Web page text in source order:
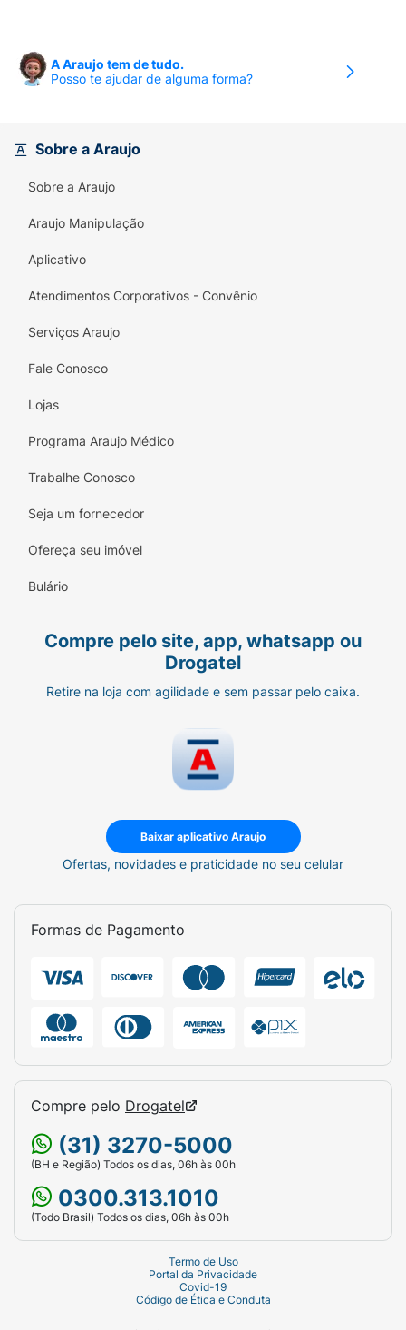
A Araujo tem de tudo.
Posso te ajudar de alguma forma?
Sobre a Araujo
Sobre a Araujo
Araujo Manipulação
Aplicativo
Atendimentos Corporativos - Convênio
Serviços Araujo
Fale Conosco
Lojas
Programa Araujo Médico
Trabalhe Conosco
Seja um fornecedor
Ofereça seu imóvel
Bulário
Compre pelo site, app, whatsapp ou
Drogatel
Retire na loja com agilidade e sem passar pelo caixa.
Baixar aplicativo Araujo
Ofertas, novidades e praticidade no seu celular
Formas de Pagamento
Compre pelo Drogatel
(31) 3270-5000
(BH e Região) Todos os dias, 06h às 00h
0300.313.1010
(Todo Brasil) Todos os dias, 06h às 00h
Termo de Uso
Portal da Privacidade
Covid-19
Código de Ética e Conduta